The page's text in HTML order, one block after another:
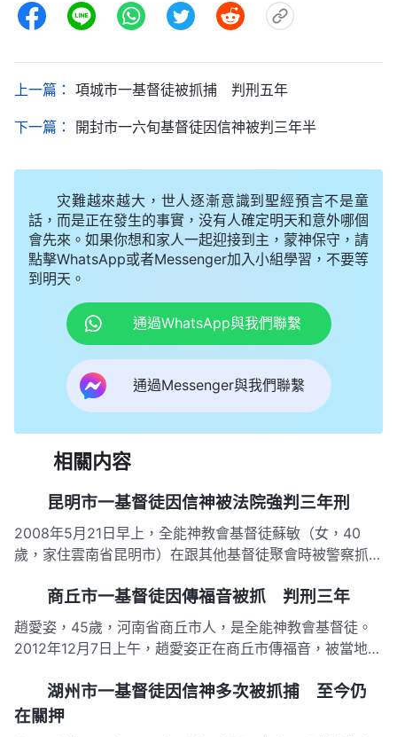
上一篇： 項城市一基督徒被抓捕 判刑五年
下一篇： 開封市一六旬基督徒因信神被判三年半
灾難越來越大，世人逐漸意識到聖經預言不是童
話，而是正在發生的事實，没有人確定明天和意外哪個
會先來。如果你想和家人一起迎接到主，蒙神保守，請
點擊WhatsApp或者Messenger加入小組學習，不要等
到明天。
通過WhatsApp與我們聯繫
通過Messenger與我們聯繫
相關内容
昆明市一基督徒因信神被法院強判三年刑
2008年5月21日早上，全能神教會基督徒蘇敏（女，40
歲，家住雲南省昆明市）在跟其他基督徒聚會時被警察抓
脫光衣褲接受搜身，隨後強迫其坐在鐵椅上受審，就「你來
做什麼，你們的帶領是誰」等問題三天三夜輪番審問。期
間，警察不准蘇敏睡覺…
商丘市一基督徒因傳福音被抓 判刑三年
趙愛姿，45歲，河南省商丘市人，是全能神教會基督徒。
2012年12月7日上午，趙愛姿正在商丘市傳福音，被當地派
警察強逼趙愛姿說出是誰讓她傳福音的，教會帶領叫什麼，
教會有多少錢財，有多少人信神等。趙愛姿未透露任何教會
湖州市一基督徒因信神多次被抓捕 至今仍
在關押